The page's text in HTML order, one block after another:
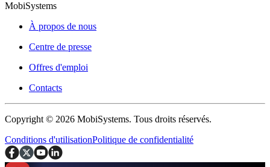
MobiSystems
À propos de nous
Centre de presse
Offres d'emploi
Contacts
Copyright © 2026 MobiSystems. Tous droits réservés.
Conditions d'utilisationPolitique de confidentialité